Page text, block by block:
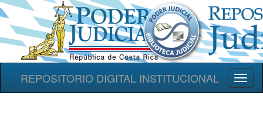
REPOSITORIO DIGITAL INSTITUCIONAL